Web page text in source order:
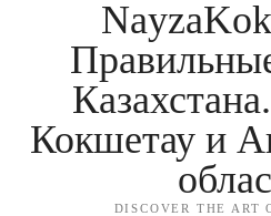
Кокшетау и
DISCOVER THE ART